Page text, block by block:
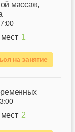
массаж,
1
на занятие
2